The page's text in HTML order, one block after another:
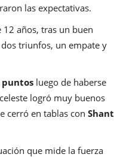
las expectativas.
años, tras un buen
triunfos, un empate y
puntos luego de haberse
logró muy buenos
cerró en tablas con Shant
que mide la fuerza